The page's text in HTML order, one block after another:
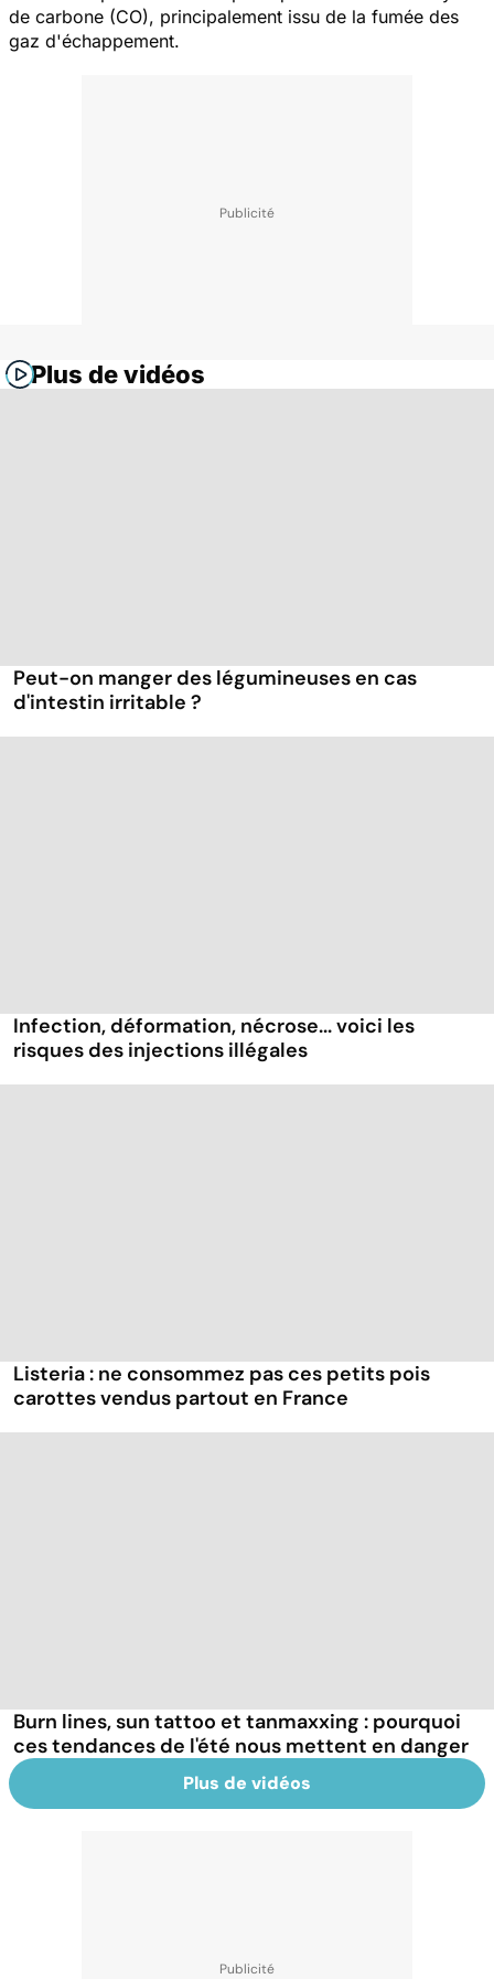
de carbone (CO), principalement issu de la fumée des
gaz d'échappement.
Plus de vidéos
Peut-on manger des légumineuses en cas
d'intestin irritable ?
Infection, déformation, nécrose... voici les
risques des injections illégales
Listeria : ne consommez pas ces petits pois
carottes vendus partout en France
Burn lines, sun tattoo et tanmaxxing : pourquoi
ces tendances de l'été nous mettent en danger
Plus de vidéos